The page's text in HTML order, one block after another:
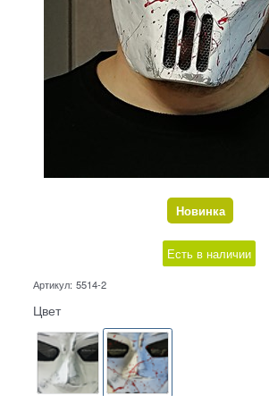
Новинка
Есть в наличии
Артикул: 5514-2
Цвет